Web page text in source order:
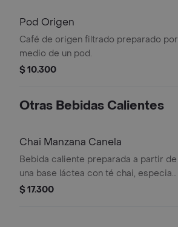
Pod Origen
Café de origen filtrado preparado por
medio de un pod.
$ 10.300
Otras Bebidas Calientes
Chai Manzana Canela
Bebida caliente preparada a partir de
una base láctea con té chai, especias,
sabor de manzana-canela y endulzado
$ 17.300